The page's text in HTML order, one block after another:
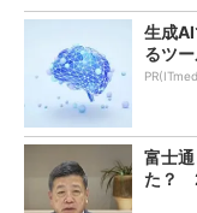
生成
るツ
富士
た？